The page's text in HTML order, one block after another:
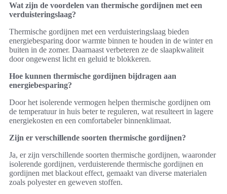
Wat zijn de voordelen van thermische gordijnen met een
verduisteringslaag?
Thermische gordijnen met een verduisteringslaag bieden
energiebesparing door warmte binnen te houden in de winter en
buiten in de zomer. Daarnaast verbeteren ze de slaapkwaliteit
door ongewenst licht en geluid te blokkeren.
Hoe kunnen thermische gordijnen bijdragen aan
energiebesparing?
Door het isolerende vermogen helpen thermische gordijnen om
de temperatuur in huis beter te reguleren, wat resulteert in lagere
energiekosten en een comfortabeler binnenklimaat.
Zijn er verschillende soorten thermische gordijnen?
Ja, er zijn verschillende soorten thermische gordijnen, waaronder
isolerende gordijnen, verduisterende thermische gordijnen en
gordijnen met blackout effect, gemaakt van diverse materialen
zoals polyester en geweven stoffen.